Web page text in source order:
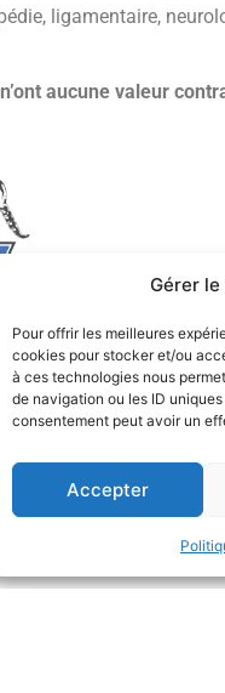
Gérer
Pour offrir les meilleures
cookies pour stocker et/ou
à ces technologies nous
de navigation ou les ID
consentement peut avoir un
Accepter
ligamentaire,
aucune valeur
à fait à même de réaliser